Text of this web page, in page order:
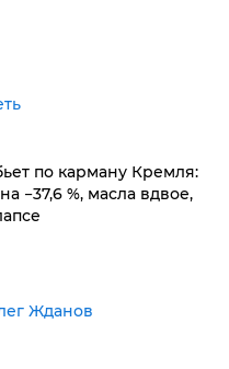
по карману Кремля:
−37,6 %, масла вдвое,
Жданов